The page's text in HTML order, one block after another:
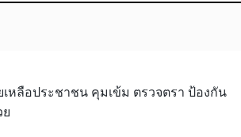
หลือประชาชน คุมเข้ม ตรวจตรา ป้องกัน